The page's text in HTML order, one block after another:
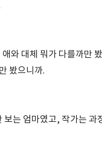
와 대체 뭐가 다를까만
봤으니까.
는 엄마였고, 작가는 과